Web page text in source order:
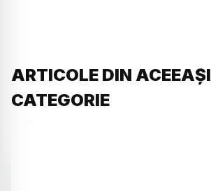
ARTICOLE DIN ACEEAȘI
CATEGORIE